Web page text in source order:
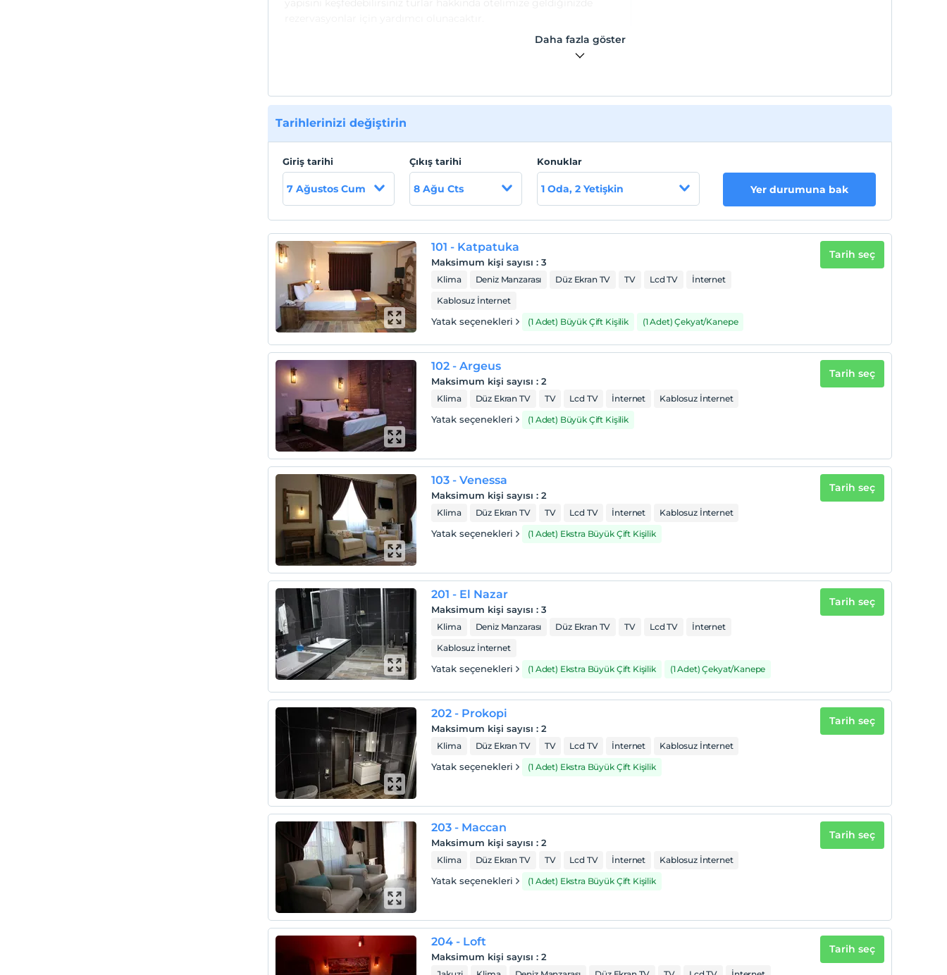
Daha fazla göster
Tarihlerinizi değiştirin
Giriş tarihi
7 Ağustos Cum
Çıkış tarihi
8 Ağu Cts
Konuklar
1 Oda, 2 Yetişkin Yer durumuna bak
101 - Katpatuka
Maksimum kişi sayısı :3
Klima Deniz Manzarası Düz Ekran TV TV Lcd TV
İnternet
Kablosuz İnternet
Yatak seçenekleri (1 Adet) Büyük Çift Kişilik (1 Adet) Çekyat/Kanepe
Tarih seç
102 - Argeus
Maksimum kişi sayısı :2
Klima Düz Ekran TV TV Lcd TV İnternet Kablosuz İnternet
Yatak seçenekleri (1 Adet) Büyük Çift Kişilik
Tarih seç
103 - Venessa
Maksimum kişi sayısı :2
Klima Düz Ekran TV TV Lcd TV İnternet Kablosuz İnternet
Yatak seçenekleri (1 Adet) Ekstra Büyük Çift Kişilik
Tarih seç
201 - El Nazar
Maksimum kişi sayısı :3
Klima Deniz Manzarası Düz Ekran TV TV Lcd TV
İnternet
Kablosuz İnternet
Yatak seçenekleri (1 Adet) Ekstra Büyük Çift Kişilik (1 Adet) Çekyat/Kanepe
Tarih seç
202 - Prokopi
Maksimum kişi sayısı :2
Klima Düz Ekran TV TV Lcd TV İnternet Kablosuz İnternet
Yatak seçenekleri (1 Adet) Ekstra Büyük Çift Kişilik
Tarih seç
203 - Maccan
Maksimum kişi sayısı :2
Klima Düz Ekran TV TV Lcd TV İnternet Kablosuz İnternet
Yatak seçenekleri (1 Adet) Ekstra Büyük Çift Kişilik
Tarih seç
204 - Loft
Maksimum kişi sayısı :2
Tarih seç